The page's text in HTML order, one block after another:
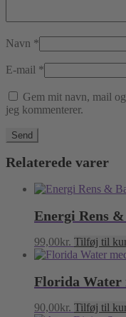
Navn *
E-mail *
Gem mit navn, mail
jeg kommenterer.
Relaterede varer
Energi Rens
99,00kr. Tilføj til
Florida Water
90,00kr. Tilføj til